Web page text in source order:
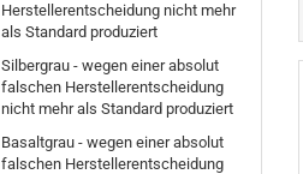
Herstellerentscheidung nicht mehr
als Standard produziert
Silbergrau - wegen einer absolut
falschen Herstellerentscheidung
nicht mehr als Standard produziert
Basaltgrau - wegen einer absolut
falschen Herstellerentscheidung